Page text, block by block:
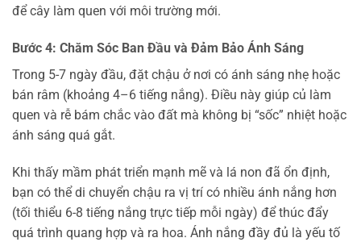
để cây làm quen với môi trường mới.
Bước 4: Chăm Sóc Ban Đầu và Đảm Bảo Ánh Sáng
Trong 5-7 ngày đầu, đặt chậu ở nơi có ánh sáng nhẹ hoặc
bán râm (khoảng 4–6 tiếng nắng). Điều này giúp củ làm
quen và rễ bám chắc vào đất mà không bị “sốc” nhiệt hoặc
ánh sáng quá gắt.
Khi thấy mầm phát triển mạnh mẽ và lá non đã ổn định,
bạn có thể di chuyển chậu ra vị trí có nhiều ánh nắng hơn
(tối thiểu 6-8 tiếng nắng trực tiếp mỗi ngày) để thúc đẩy
quá trình quang hợp và ra hoa. Ánh nắng đầy đủ là yếu tố